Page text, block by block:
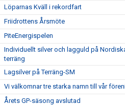
Löparnas Kväll i rekordfart
Friidrottens Årsmöte
PiteEnergispelen
Individuellt silver och lagguld på
terräng
Lagsilver på Terräng-SM
Vi välkomnar tre starka namn till vår
Årets GP-säsong avslutad